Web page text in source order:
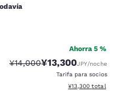
Ahorra 5 %
Precio tachado:
¥14,000Precio con
¥13,300JPY/noche
Tarifa para socios
Ver detalles del
¥13,300 total